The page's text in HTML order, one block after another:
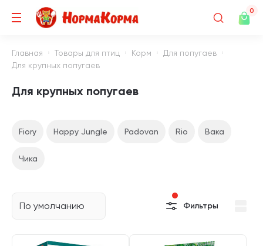
0
Главная Товары для птиц Корм
Для попугаев
Для крупных попугаев
Для крупных попугаев
Fiory Happy Jungle Padovan Rio Вака
Чика
По умолчанию Фильтры